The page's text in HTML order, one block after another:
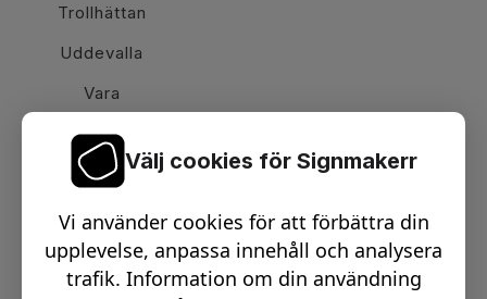
Trollhättan
Uddevalla
Vara
Email:info@signmakerr.se
Välj cookies för Signmakerr
Vi använder cookies för att förbättra din
upplevelse, anpassa innehåll och analysera
trafik. Information om din användning